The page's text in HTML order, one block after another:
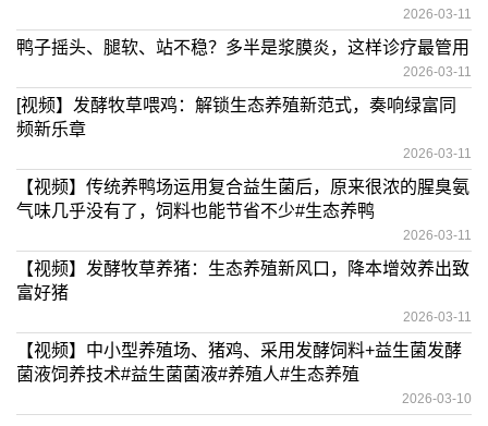
2026-03-11
鸭子摇头、腿软、站不稳？多半是浆膜炎，这样诊疗最管用
2026-03-11
[视频】发酵牧草喂鸡：解锁生态养殖新范式，奏响绿富同
频新乐章
2026-03-11
【视频】传统养鸭场运用复合益生菌后，原来很浓的腥臭氨
气味几乎没有了，饲料也能节省不少#生态养鸭
2026-03-11
【视频】发酵牧草养猪：生态养殖新风口，降本增效养出致
富好猪
2026-03-11
【视频】中小型养殖场、猪鸡、采用发酵饲料+益生菌发酵
菌液饲养技术#益生菌菌液#养殖人#生态养殖
2026-03-10